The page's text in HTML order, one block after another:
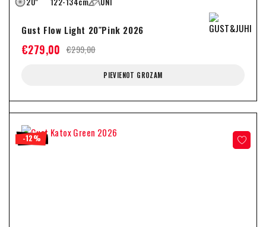
Gust Flow Light 20″Pink 2026
€299,00
€279,00
PIEVIENOT GROZAM
-12%